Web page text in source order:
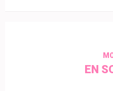
EN